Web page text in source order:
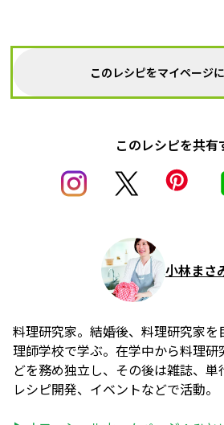
このレシピをマイページ
このレシピを共有
小林まさ
料理研究家。結婚後、料理研究家
理師学校で学ぶ。在学中から料理研
どを務め独立し、その後は雑誌、
レシピ開発、イベントなどで活動。